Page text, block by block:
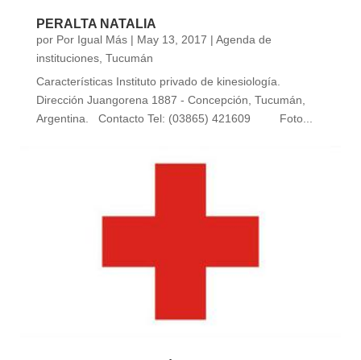
PERALTA NATALIA
por Por Igual Más| May 13, 2017 | Agenda de
instituciones, Tucumán
Características Instituto privado de kinesiología.
Dirección Juangorena 1887 - Concepción, Tucumán,
Argentina. Contacto Tel: (03865) 421609 Foto...